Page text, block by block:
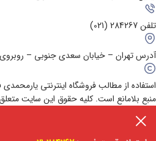
تلفن 284267 (021)
آدرس تهران – خیابان سعدی جنوبی – روبروی
استفاده از مطالب فروشگاه اینترنتی
منبع بلامانع است. کلیه حقوق این سایت